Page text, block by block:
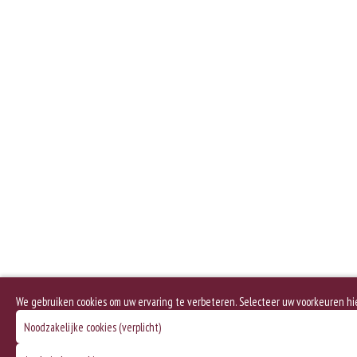
We gebruiken cookies om uw ervaring te verbeteren. Selecteer uw voorkeuren
Noodzakelijke cookies (verplicht)